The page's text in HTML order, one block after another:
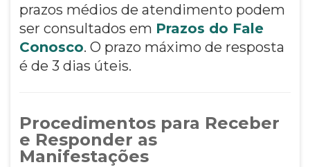
prazos médios de atendimento podem
ser consultados em Prazos do Fale
Conosco. O prazo máximo de resposta
é de 3 dias úteis.
Procedimentos para Receber
e Responder as
Manifestações